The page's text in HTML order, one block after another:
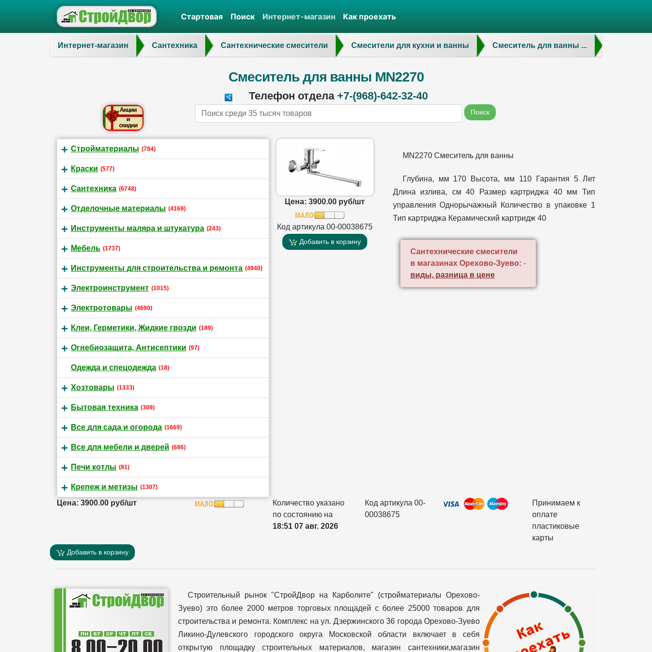
Стартовая Поиск Интернет-магазин Как проехать
Интернет-магазин Сантехника Сантехнические смесители Смесители для кухни и ванны Смеситель для ванны ...
Смеситель для ванны MN2270
Телефон отдела +7-(968)-642-32-40
Name Поиск
Стройматериалы (784)
Краски (577)
Сантехника (6748)
Отделочные материалы (4169)
Инструменты маляра и штукатура (243)
Мебель (1737)
Инструменты для строительства и ремонта (4940)
Электроинструмент (1015)
Электротовары (4690)
Клеи, Герметики, Жидкие гвозди (189)
Огнебиозащита, Антисептики (97)
Одежда и спецодежда (18)
Хозтовары (1333)
Бытовая техника (309)
Все для сада и огорода (1669)
Все для мебели и дверей (686)
Печи котлы (81)
Крепеж и метизы (1307)
Цена: 3900.00 руб/шт
Код артикула 00-00038675
Добавить в корзину
MN2270 Смеситель для ванны
Глубина, мм 170 Высота, мм 110 Гарантия 5 Лет
Длина излива, см 40 Размер картриджа 40 мм Тип
управления Однорычажный Количество в упаковке 1
Тип картриджа Керамический картридж 40
Сантехнические смесители
в магазинах Орехово-Зуево: -
виды, разница в цене
Цена: 3900.00 руб/шт
Количество указано
по состоянию на
18:51 07 авг. 2026
Код артикула 00-
00038675
Принимаем к
оплате
пластиковые
карты
Добавить в корзину
Строительный рынок "СтройДвор на Карболите" (стройматериалы Орехово-
Зуево) это более 2000 метров торговых площадей с более 25000 товаров для
строительства и ремонта. Комплекс на ул. Дзержинского 36 города Орехово-Зуево
Ликино-Дулевского городского округа Московской области включает в себя
открытую площадку строительных материалов, магазин сантехники,магазин